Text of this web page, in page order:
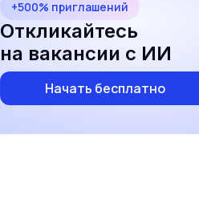
+500% приглашений
Откликайтесь
на вакансии с ИИ
Начать бесплатно